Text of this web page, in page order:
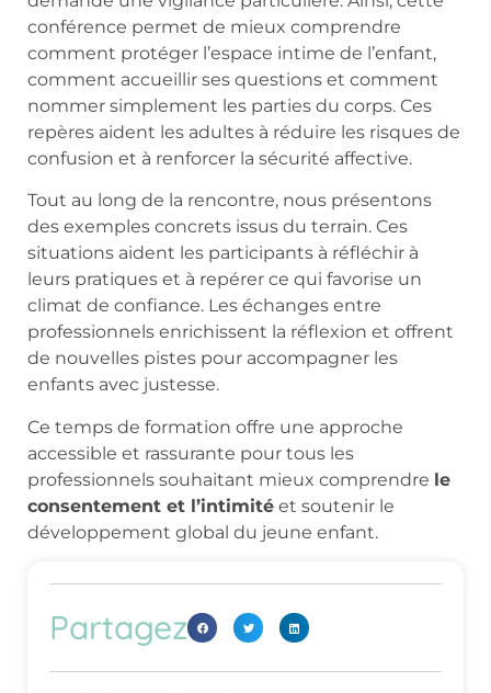
conférence permet de mieux comprendre
comment protéger l’espace intime de l’enfant,
comment accueillir ses questions et comment
nommer simplement les parties du corps. Ces
repères aident les adultes à réduire les risques de
confusion et à renforcer la sécurité affective.
Tout au long de la rencontre, nous présentons
des exemples concrets issus du terrain. Ces
situations aident les participants à réfléchir à
leurs pratiques et à repérer ce qui favorise un
climat de confiance. Les échanges entre
professionnels enrichissent la réflexion et offrent
de nouvelles pistes pour accompagner les
enfants avec justesse.
Ce temps de formation offre une approche
accessible et rassurante pour tous les
professionnels souhaitant mieux comprendre le
consentement et l’intimité et soutenir le
développement global du jeune enfant.
Partagez